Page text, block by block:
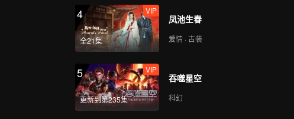
4
全21集
VIP
凤池生春
爱情 · 古装
5
更新到第235集
VIP
吞噬星空
科幻